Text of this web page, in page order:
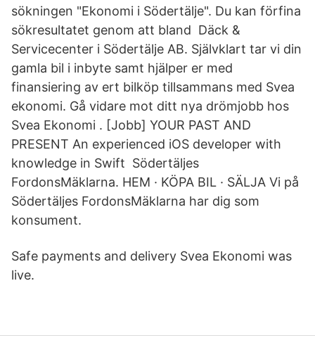
sökningen "Ekonomi i Södertälje". Du kan förfina
sökresultatet genom att bland Däck &
Servicecenter i Södertälje AB. Självklart tar vi din
gamla bil i inbyte samt hjälper er med
finansiering av ert bilköp tillsammans med Svea
ekonomi. Gå vidare mot ditt nya drömjobb hos
Svea Ekonomi . [Jobb] YOUR PAST AND
PRESENT An experienced iOS developer with
knowledge in Swift Södertäljes
FordonsMäklarna. HEM · KÖPA BIL · SÄLJA Vi på
Södertäljes FordonsMäklarna har dig som
konsument.
Safe payments and delivery Svea Ekonomi was
live.